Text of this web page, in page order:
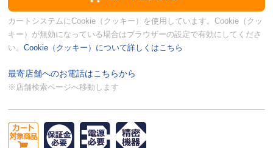
カートシステムにCookie（クッキー）を使用しています。Cookie（クッ
キー）が無効になっている場合はブラウザーの設定で有効にしてくださ
い。Cookie（クッキー）について詳しくはこちら
最寄店舗へのお電話はこちらから
※店舗検索ページへ移動します